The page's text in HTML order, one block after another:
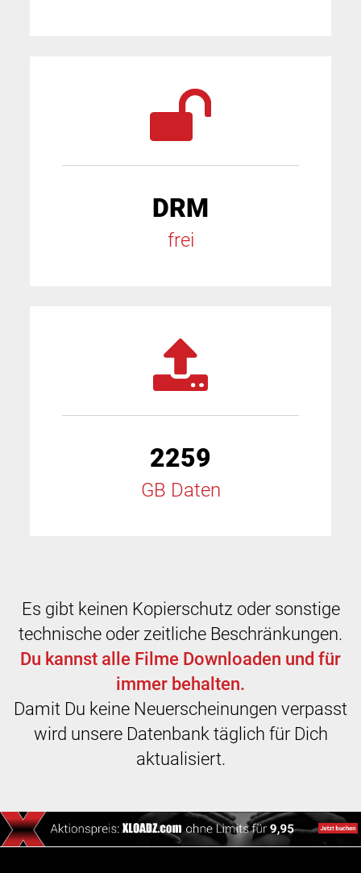
DRM
frei
2259
GB Daten
Es gibt keinen Kopierschutz oder sonstige
technische oder zeitliche Beschränkungen.
Du kannst alle Filme Downloaden und für
immer behalten.
Damit Du keine Neuerscheinungen verpasst
wird unsere Datenbank täglich für Dich
aktualisiert.